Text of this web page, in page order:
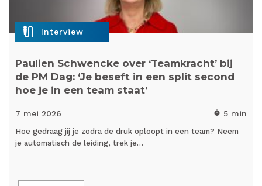
mic_external_on Interview
Paulien Schwencke over ‘Teamkracht’ bij
de PM Dag: ‘Je beseft in een split second
hoe je in een team staat’
7 mei 2026 timer 5 min
Hoe gedraag jij je zodra de druk oploopt in een team? Neem
je automatisch de leiding, trek je…